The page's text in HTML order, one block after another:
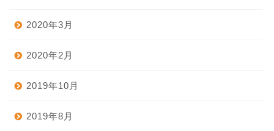
2020年3月
2020年2月
2019年10月
2019年8月